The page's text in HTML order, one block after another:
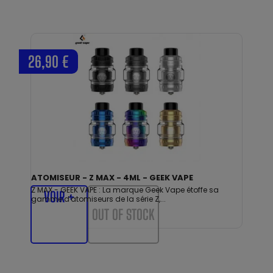
ATOMISEUR - Z MAX - 4ML - GEEK VAPE
Z MAX - GEEK VAPE : La marque Geek Vape étoffe sa
gamme d'atomiseurs de la série Z,...
26,90 €
VOIR +
OUT OF STOCK